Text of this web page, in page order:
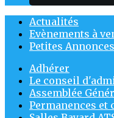
Actualités
Evènements à
Petites Annonces
Adhérer
Le conseil
Assemblée
Permanences et